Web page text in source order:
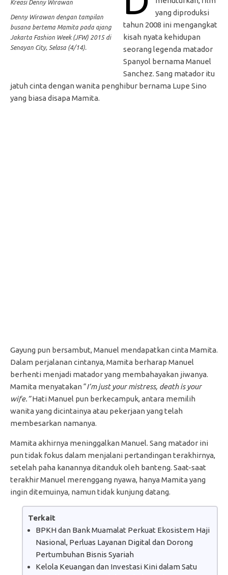
Denny Wirawan dengan tampilan
busana bertema Mamita pada ajang
Jakarta Fashion Week (JFW) 2015 di
Senayan City, Selasa (4/14).
yang diproduksi
tahun 2008 ini mengangkat
kisah nyata kehidupan
seorang legenda matador
Spanyol bernama Manuel
Sanchez. Sang matador itu
jatuh cinta dengan wanita penghibur bernama Lupe Sino
yang biasa disapa Mamita.
Gayung pun bersambut, Manuel mendapatkan cinta Mamita.
Dalam perjalanan cintanya, Mamita berharap Manuel
berhenti menjadi matador yang membahayakan jiwanya.
Mamita menyatakan “I’m just your mistress, death is your
wife.”Hati Manuel pun berkecampuk, antara memilih
wanita yang dicintainya atau pekerjaan yang telah
membesarkan namanya.
Mamita akhirnya meninggalkan Manuel. Sang matador ini
pun tidak fokus dalam menjalani pertandingan terakhirnya,
setelah paha kanannya ditanduk oleh banteng. Saat-saat
terakhir Manuel merenggang nyawa, hanya Mamita yang
ingin ditemuinya, namun tidak kunjung datang.
Terkait
BPKH dan Bank Muamalat Perkuat Ekosistem Haji
Nasional, Perluas Layanan Digital dan Dorong
Pertumbuhan Bisnis Syariah
Kelola Keuangan dan Investasi Kini dalam Satu